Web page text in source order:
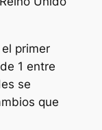
primer
1 entre
se
que